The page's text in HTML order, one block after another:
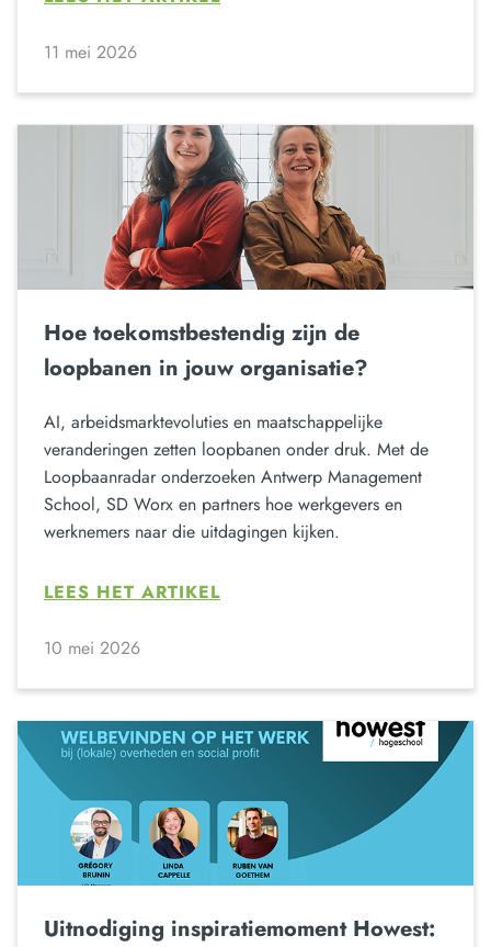
11 mei 2026
Hoe toekomstbestendig zijn de
loopbanen in jouw organisatie?
AI, arbeidsmarktevoluties en maatschappelijke
veranderingen zetten loopbanen onder druk. Met de
Loopbaanradar onderzoeken Antwerp Management
School, SD Worx en partners hoe werkgevers en
werknemers naar die uitdagingen kijken.
LEES HET ARTIKEL
10 mei 2026
Uitnodiging inspiratiemoment Howest: